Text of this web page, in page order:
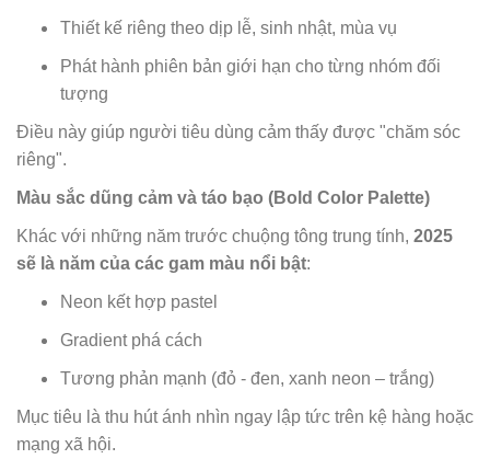
Thiết kế riêng theo dịp lễ, sinh nhật, mùa vụ
Phát hành phiên bản giới hạn cho từng nhóm đối
tượng
Điều này giúp người tiêu dùng cảm thấy được "chăm sóc
riêng".
Màu sắc dũng cảm và táo bạo (Bold Color Palette)
Khác với những năm trước chuộng tông trung tính, 2025
sẽ là năm của các gam màu nổi bật:
Neon kết hợp pastel
Gradient phá cách
Tương phản mạnh (đỏ - đen, xanh neon – trắng)
Mục tiêu là thu hút ánh nhìn ngay lập tức trên kệ hàng hoặc
mạng xã hội.